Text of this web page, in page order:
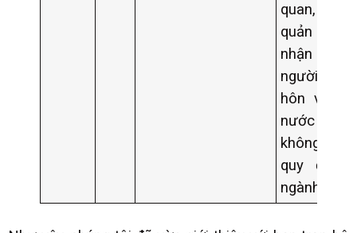
quan,
quản lý
nhận
người đó
hôn với
nước
không trái
quy định
ngành đó.